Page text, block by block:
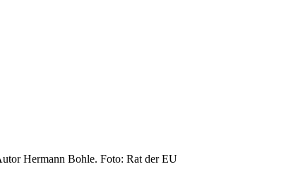
Hermann Bohle. Foto: Rat der EU